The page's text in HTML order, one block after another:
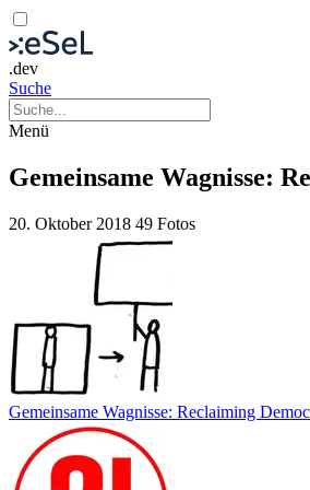
.dev
Suche
Menü
Gemeinsame Wagnisse:
20. Oktober 2018 49 Fotos
Gemeinsame Wagnisse: Reclaiming